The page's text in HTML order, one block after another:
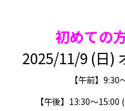
初めての
2025/11/9 (日)
【午前】
【午後】13:30～